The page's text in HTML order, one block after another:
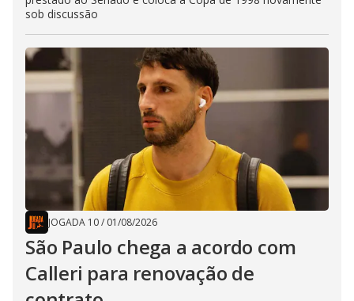
sob discussão
JOGADA 10/ 01/08/2026
São Paulo chega a acordo com
Calleri para renovação de